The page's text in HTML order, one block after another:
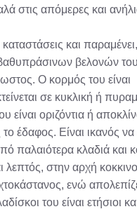
στις απόμερες και
καταστάσεις και
βελονών
Ο κορμός του είναι
σε κυκλική ή
είναι οριζόντια ή
έδαφος. Είναι ικανός να
παλαιότερα κλαδιά και
λεπτός, στην αρχή
ενώ
του είναι ετήσιοι